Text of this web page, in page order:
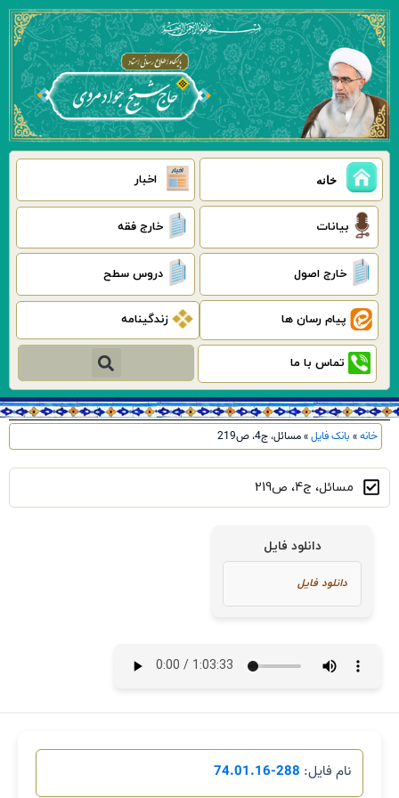
پرش
محتوا
خانه اخبار
بیانات خارج فقه
خارج اصول دروس سطح
پیام رسان ها زندگینامه
تماس با ما جستجو
خانه» بانک فایل»مسائل، ج4، ص219
مسائل، ج4، ص219
دانلود فایل
نام فایل: 288-74.01.16